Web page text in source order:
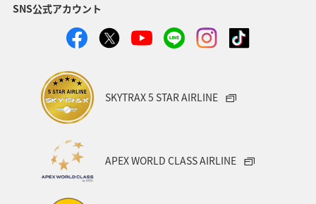
兵庫県 お祭り・イベント
フォトジェニックな写真を撮る 福島県 茨城県
ANAグルメマイル
趣味 日本の歴史・文化・芸術
マイルを使う
SNS公式アカウント
SKYTRAX 5 STAR AIRLINE
APEX WORLD CLASS AIRLINE